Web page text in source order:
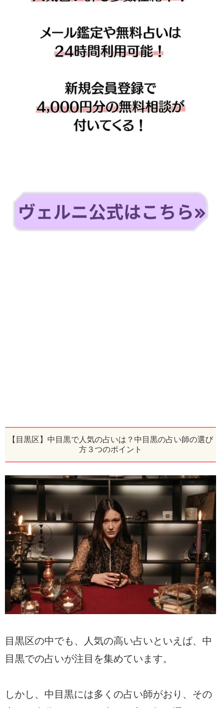
【目黒区】中目黒で人気の占いは？中目黒の占い師の選び
方３つのポイント
目黒区の中でも、人気の高い占いといえば、中
目黒での占いが注目を集めています。
しかし、中目黒には多くの占い師がおり、その